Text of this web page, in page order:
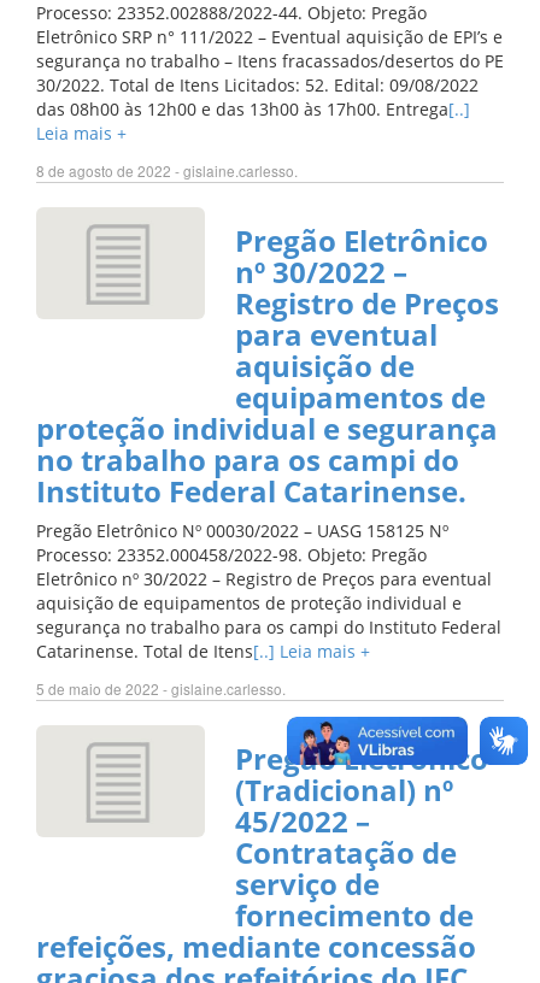
Processo: 23352.002888/2022-44. Objeto: Pregão
Eletrônico SRP n° 111/2022 – Eventual aquisição de EPI’s e
segurança no trabalho – Itens fracassados/desertos do PE
30/2022. Total de Itens Licitados: 52. Edital: 09/08/2022
das 08h00 às 12h00 e das 13h00 às 17h00. Entrega[..]
Leia mais +
8 de agosto de 2022 - gislaine.carlesso.
Pregão Eletrônico
nº 30/2022 –
Registro de Preços
para eventual
aquisição de
equipamentos de
proteção individual e segurança
no trabalho para os campi do
Instituto Federal Catarinense.
Pregão Eletrônico Nº 00030/2022 – UASG 158125 Nº
Processo: 23352.000458/2022-98. Objeto: Pregão
Eletrônico nº 30/2022 – Registro de Preços para eventual
aquisição de equipamentos de proteção individual e
segurança no trabalho para os campi do Instituto Federal
Catarinense. Total de Itens[..] Leia mais +
5 de maio de 2022 - gislaine.carlesso.
Pregão Eletrônico
(Tradicional) nº
45/2022 –
Contratação de
serviço de
fornecimento de
refeições, mediante concessão